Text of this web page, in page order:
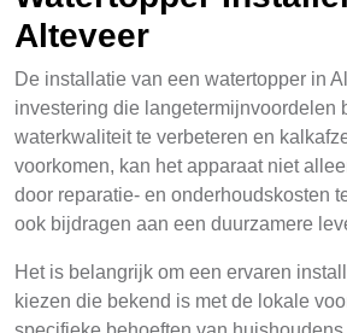
Alteveer
De installatie van een watertopper in
investering die langetermijnvoordelen
waterkwaliteit te verbeteren en
voorkomen, kan het apparaat niet
door reparatie- en onderhoudskosten
ook bijdragen aan een duurzamere
Het is belangrijk om een ervaren
kiezen die bekend is met de lokale